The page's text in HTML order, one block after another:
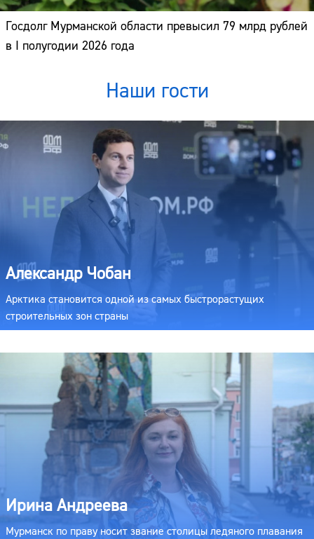
Госдолг Мурманской области превысил 79 млрд рублей
в I полугодии 2026 года
Наши гости
Александр Чобан
Арктика становится одной из самых быстрорастущих
строительных зон страны
Ирина Андреева
Мурманск по праву носит звание столицы ледяного плавания